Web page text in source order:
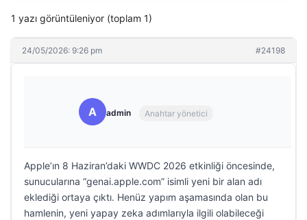
1 yazı görüntüleniyor (toplam 1)
24/05/2026: 9:26 pm #24198
A admin Anahtar yönetici
Apple’ın 8 Haziran’daki WWDC 2026 etkinliği öncesinde,
sunucularına “genai.apple.com” isimli yeni bir alan adı
eklediği ortaya çıktı. Henüz yapım aşamasında olan bu
hamlenin, yeni yapay zeka adımlarıyla ilgili olabileceği